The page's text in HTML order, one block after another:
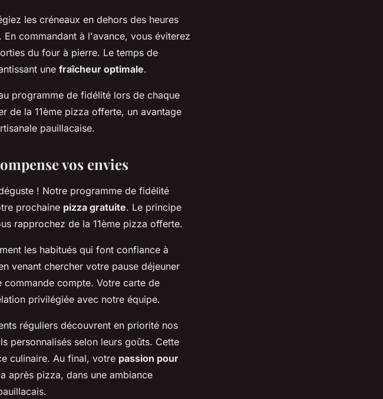
les créneaux en dehors des heures
commandant à l'avance, vous éviterez
du four à pierre. Le temps de
une fraîcheur optimale.
programme de fidélité lors de chaque
de la 11ème pizza offerte, un avantage
pauillacaise.
vos envies
! Notre programme de fidélité
prochaine pizza gratuite. Le principe
rapprochez de la 11ème pizza offerte.
les habitués qui font confiance à
venant chercher votre pause déjeuner
compte. Votre carte de
privilégiée avec notre équipe.
réguliers découvrent en priorité nos
personnalisés selon leurs goûts. Cette
culinaire. Au final, votre passion pour
après pizza, dans une ambiance